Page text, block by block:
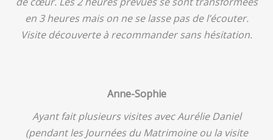
Anne-Sophie
Ayant fait plusieurs visites avec Aurélie Daniel
(pendant les Journées du Matrimoine ou la visite
en 3 heures mais on ne se lasse pas de l’écouter.
Visite découverte à recommander sans hésitation.